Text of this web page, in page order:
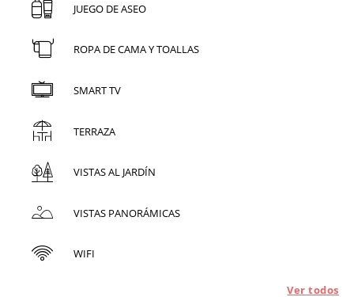
JUEGO DE ASEO
ROPA DE CAMA Y TOALLAS
SMART TV
TERRAZA
VISTAS AL JARDÍN
VISTAS PANORÁMICAS
WIFI
Ver todos